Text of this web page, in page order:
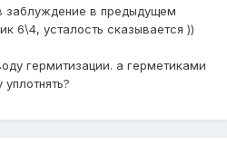
заблуждение в предыдущем
6\4, усталость сказывается ))
гермитизации. а герметиками